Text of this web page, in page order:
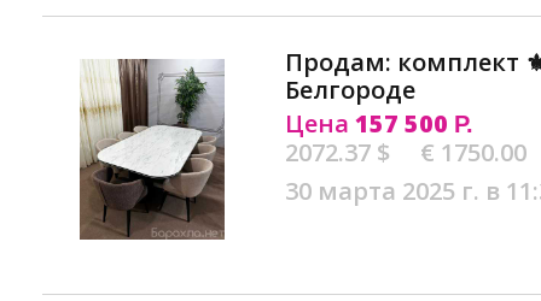
Продам: комплект
Белгороде
Цена 157 500 Р.
2072.37 $
€ 1750.00
30 марта 2025 г. в